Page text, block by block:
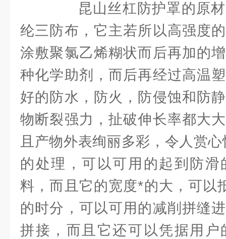
昆山丝杠防护罩的原材
纶三防布，它主若所以高强度
涂敷聚氯乙烯糊状而后再加的
种化学助剂，而后再经过高温
好的防水，防火，防侵蚀和防
物断裂强力，扯破伸长率都大
且产物外表绚丽多彩，令人赏
的处理，可以可用的起到防
料，而且它的宽度*的大，可以
的时分，可以可用的减削拼缝
拼接，而且它还可以凭据用户